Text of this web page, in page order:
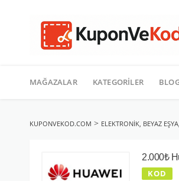
geç
MAĞAZALAR KATEGORILER
KUPONVEKOD.COM > ELEKTRONIK, BEYAZ
2.000₺
KOD